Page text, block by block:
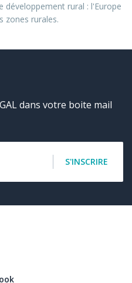
développement rural : l'Europe
zones rurales.
dans votre boite mail
S'INSCRIRE